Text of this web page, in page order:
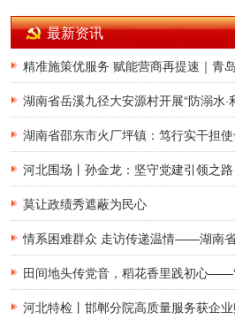
最新资讯
湖南省邵东市火厂坪镇：笃行实干担
河北围场丨孙金龙：坚守党建引领之
莫让政绩秀遮蔽为民心
河北特检丨邯郸分院高质量服务获企